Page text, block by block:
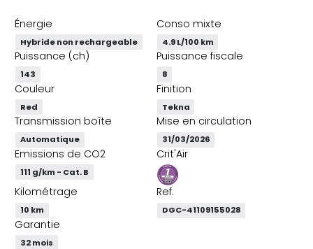
Énergie
Hybride non rechargeable
Conso mixte
4.9 L/100 km
Puissance (ch)
143
Puissance fiscale
8
Couleur
Red
Finition
Tekna
Transmission boîte
Automatique
Mise en circulation
31/03/2026
Emissions de CO2
111 g/km - Cat. B
Crit'Air
Kilométrage
10 km
Ref.
DGC-41109155028
Garantie
32 mois